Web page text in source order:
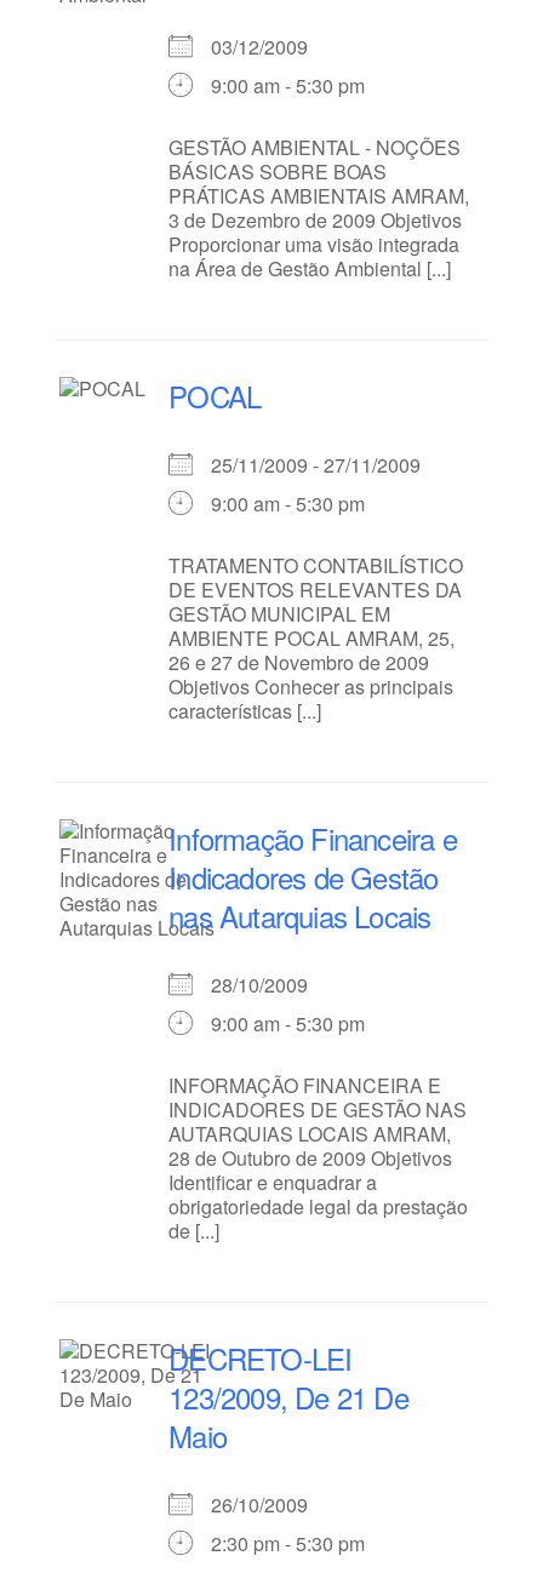
03/12/2009
9:00 am - 5:30 pm
GESTÃO AMBIENTAL - NOÇÕES
BÁSICAS SOBRE BOAS
PRÁTICAS AMBIENTAIS AMRAM,
3 de Dezembro de 2009 Objetivos
Proporcionar uma visão integrada
na Área de Gestão Ambiental [...]
POCAL
25/11/2009 - 27/11/2009
9:00 am - 5:30 pm
TRATAMENTO CONTABILÍSTICO
DE EVENTOS RELEVANTES DA
GESTÃO MUNICIPAL EM
AMBIENTE POCAL AMRAM, 25,
26 e 27 de Novembro de 2009
Objetivos Conhecer as principais
características [...]
Informação Financeira e
Indicadores de Gestão
nas Autarquias Locais
28/10/2009
9:00 am - 5:30 pm
INFORMAÇÃO FINANCEIRA E
INDICADORES DE GESTÃO NAS
AUTARQUIAS LOCAIS AMRAM,
28 de Outubro de 2009 Objetivos
Identificar e enquadrar a
obrigatoriedade legal da prestação
de [...]
DECRETO-LEI
123/2009, De 21 De
Maio
26/10/2009
2:30 pm - 5:30 pm